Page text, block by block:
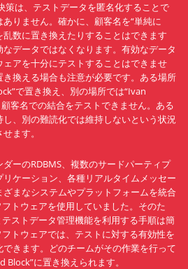
策は、テストデータを匿名化することで
りません。確かに、顧客名を“単純に
数に置き換えたりすることはできます
データではなくなります。有効なデータ
アを十分にテストすることはできませ
換える場合も注意が必要です。ある場所
で置き換え、別の場所では“Ivan
客名での結合をテストできません。ある
、別の難読化では維持しないという状況
ます。
ーのRDBMS、複数のサードパーティプ
ケーション、各種リアルタイムメッセー
まなシステムやプラットフォームを統合
トウェアを使用していました。そのた
ストデータ管理機能を利用する手順は簡
トウェアでは、テストに対する有効性を
きます。どのチームがその作業を行って
Block”に置き換えられます。